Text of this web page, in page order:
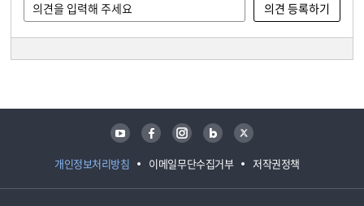
개인정보처리방침 이메일무단수집거부 저작권정책
유튜브 페이스북 인스타그램 블로그 트위터